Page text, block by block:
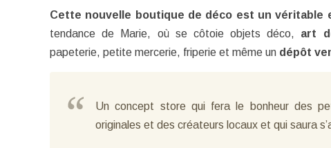
Cette nouvelle boutique de déco est un véritable
tendance de Marie, où se côtoie objets déco, art
papeterie, petite mercerie, friperie et même un dépôt
Un concept store qui fera le bonheur des
originales et des créateurs locaux et qui saura